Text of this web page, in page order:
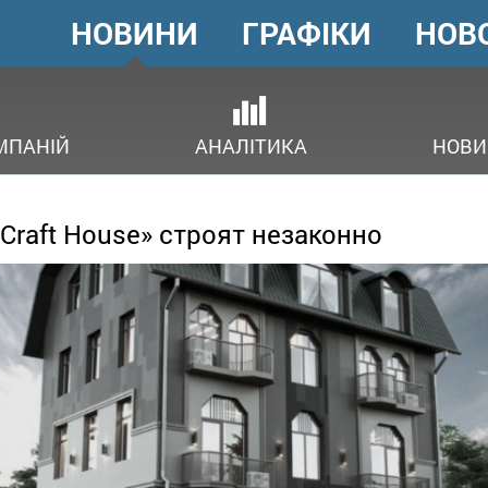
ГОЛОВНЕ
МЕНЮ
НОВИНИ
АНАЛІТИКА
ГРАФІКИ
House» строят незаконно